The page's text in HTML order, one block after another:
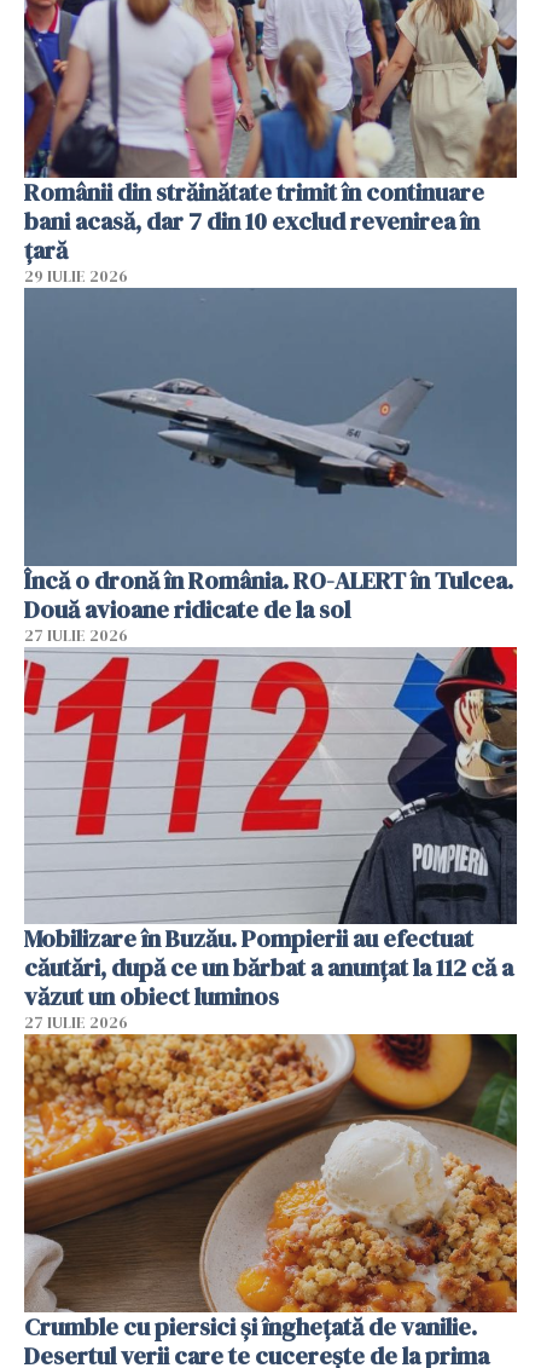
Românii din străinătate trimit în continuare
bani acasă, dar 7 din 10 exclud revenirea în
țară
29 IULIE 2026
Încă o dronă în România. RO-ALERT în Tulcea.
Două avioane ridicate de la sol
27 IULIE 2026
Mobilizare în Buzău. Pompierii au efectuat
căutări, după ce un bărbat a anunțat la 112 că a
văzut un obiect luminos
27 IULIE 2026
Crumble cu piersici și înghețată de vanilie.
Desertul verii care te cucerește de la prima